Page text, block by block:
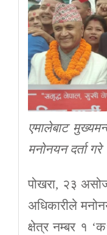
एमालेबाट
मनोनयन दर्ता गरे
पोखरा, २३
अधिकारीले
क्षेत्र नम्बर १